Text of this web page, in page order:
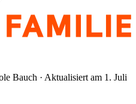
Bauch · Aktualisiert am 1. Juli